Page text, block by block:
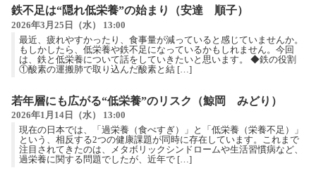
鉄不足は“隠れ低栄養”の始まり（安達 順子）
2026年3月25日（水） 13:00
最近、疲れやすかったり、食事量が減っていると感じていませんか。
もしかしたら、低栄養や鉄不足になっているかもしれません。今回
は、鉄と低栄養について話をしていきたいと思います。 ◆鉄の役割
①酸素の運搬肺で取り込んだ酸素と結 […]
若年層にも広がる“低栄養”のリスク（鯨岡 みどり）
2026年1月14日（水） 13:00
現在の日本では、「過栄養（食べすぎ）」と「低栄養（栄養不足）」
という、相反する2つの健康課題が同時に存在しています。これまで
注目されてきたのは、メタボリックシンドロームや生活習慣病など、
過栄養に関する問題でしたが、近年で […]